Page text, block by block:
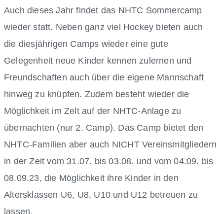
Auch dieses Jahr findet das NHTC Sommercamp
wieder statt. Neben ganz viel Hockey bieten auch
die diesjährigen Camps wieder eine gute
Gelegenheit neue Kinder kennen zulernen und
Freundschaften auch über die eigene Mannschaft
hinweg zu knüpfen. Zudem besteht wieder die
Möglichkeit im Zelt auf der NHTC-Anlage zu
übernachten (nur 2. Camp). Das Camp bietet den
NHTC-Familien aber auch NICHT Vereinsmitgliedern
in der Zeit vom 31.07. bis 03.08. und vom 04.09. bis
08.09.23, die Möglichkeit ihre Kinder in den
Altersklassen U6, U8, U10 und U12 betreuen zu
lassen.